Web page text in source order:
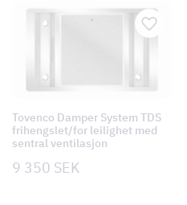
Tovenco Damper System TDS
frihengslet/for leilighet med
sentral ventilasjon
9 350 SEK